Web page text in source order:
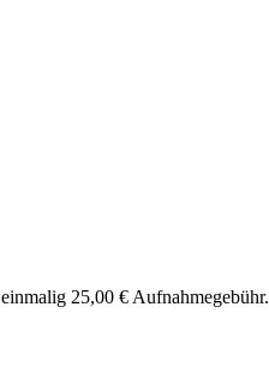
25,00 € Aufnahmegebühr.